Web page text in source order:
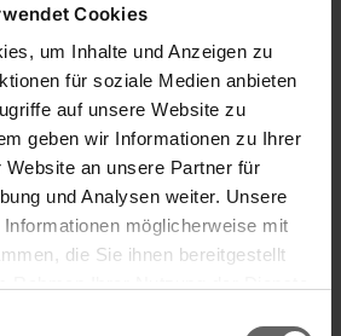
Cookies
um Inhalte und Anzeigen zu
für soziale Medien anbieten
auf unsere Website zu
geben wir Informationen zu Ihrer
Website an unsere Partner für
und Analysen weiter. Unsere
möglicherweise mit
die Sie ihnen bereitgestellt